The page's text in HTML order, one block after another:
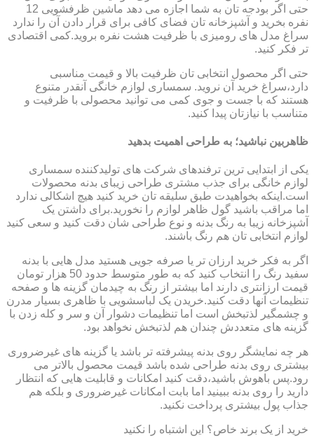
حتی اگر بودجه تان به شما اجازه می دهد ماشین ظرفشویی 12
نفره بخرید و آشپزخانه تان فضای کافی برای قرار دادن آن را ندارد
سراغ مدل های رومیزی با ظرفیت هشت نفره بروید.کمی اقتصادی
تر فکر کنید.
حتی اگر محصول انتخابی تان ظرفیت بالا و قیمت مناسبی
دارد،سراغ خرید آن نروید. سمساری لوازم خانگی آنقدر متنوع
هستند که با جست و جوی کمی می توانید محصولی با ظرفیت و
متناسب با نیازتان پیدا کنید.
ظاهربین نباشید؛ به طراحی اهمیت بدهید
یکی از ابتدایی ترین ترفندهای شرکت های تولیدکننده سمساری
لوازم خانگی برای جذب مشتری طراحی زیبای بدنه محصولات
است.اینکه بخواهیدت طبق سلیقه تان خرید کنید هیچ اشکالی ندارد
اما مراقب باشید گول ظاهر لوازم را نخورید.برای داشتن یک
آشپزخانه زیبا به رنگ بدنه و نوع طراحی شان دقت کنید و سعی کنید
لوازم انتخابی تان هم رنگ باشند.
اگر به فکر خرید ارزان تر یا صرفه جویی هستید مدل هایی با بدنه
سفید رنگ را انتخاب کنید که به طور متوسط حدود 50 هزار تومان
قیمت ارزانتری دارند اما بیشتر از رنگ به چیدمان گزینه ها و صفحه
تنظیمات آنها دقت کنید.خریدن یک لباسشویی با ظاهری بسیار مدرن
و چشمگیر لذتبخش است اما تنظیمات دشوار آن و سر و کله زدن با
گزینه های متعددش چندان هم لذتبخش نخواهد بود.
هر چه نمایشگر روی بدنه پیشرفته تر باشد یا گزینه های غیرضروری
بیشتری روی بدنه طراحی شده باشد قیمت محصول بالاتر می
رود.پس باهوش باشید،دقت کنید امکانات و قابلیت هایی که انتظار
دارید را روی بدنه ببینید اما بابت امکانات غیرضروری و بلکه هم
جذاب پول بیشتری پرداخت نکنید.
خرید از یک برند خاص؟ این اشتباه را نکنید